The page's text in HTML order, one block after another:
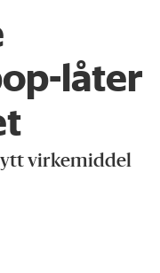
låter
virkemiddel